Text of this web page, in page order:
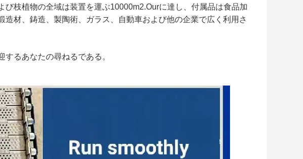
び枝植物の全域は装置を運ぶ10000m2.Ourに達し、付属品は食品加
造材、鋳造、製陶術、ガラス、自動車および他の企業で広く利用さ
るあなたの尋ねるである。